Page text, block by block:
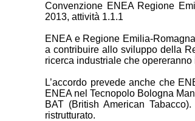
Convenzione ENEA Regione
2013, attività 1.1.1
ENEA e Regione Emilia-
a contribuire allo sviluppo della
ricerca industriale che
L’accordo prevede anche che
ENEA nel Tecnopolo Bologna
BAT (British American
ristrutturato.